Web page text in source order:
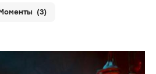
Моменты (3)